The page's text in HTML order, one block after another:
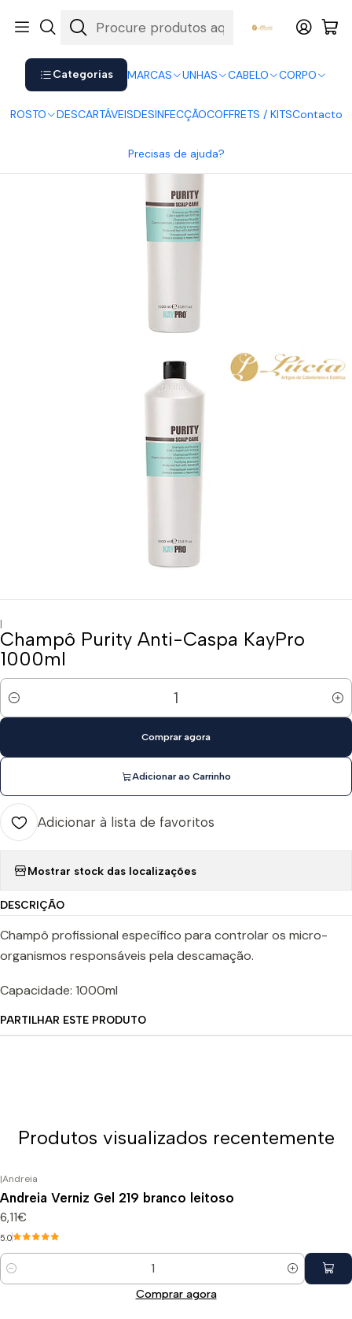
Categorias MARCAS UNHAS CABELO CORPO
ROSTO DESCARTÁVEISDESINFECÇÃOCOFFRETS / KITSContacto
Precisas de ajuda?
Shop now. Pay later with Klarna.
Champô Purity Anti-Caspa KayPro 1000ml
|
Champô Purity Anti-Caspa KayPro
1000ml
Quantidade
Adicionar ao Carrinho
Comprar agora
Adicionar à lista de favoritos
Mostrar stock das localizações
DESCRIÇÃO
Champô profissional específico para controlar os micro-
organismos responsáveis pela descamação.
Capacidade: 1000ml
PARTILHAR ESTE PRODUTO
Produtos visualizados recentemente
|Andreia
Andreia Verniz Gel 219 branco leitoso
6,11€
5.0
Quantidade
Comprar agora